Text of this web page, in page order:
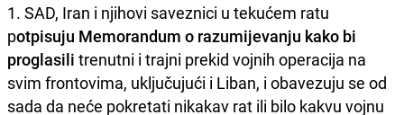
1. SAD, Iran i njihovi saveznici u tekućem ratu
potpisuju Memorandum o razumijevanju kako bi
proglasili trenutni i trajni prekid vojnih operacija na
svim frontovima, uključujući i Liban, i obavezuju se od
sada da neće pokretati nikakav rat ili bilo kakvu vojnu